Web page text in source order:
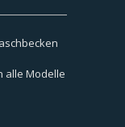
alle Modelle